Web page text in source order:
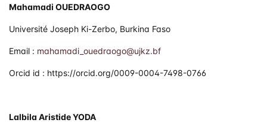
Mahamadi OUEDRAOGO
Université Joseph Ki-Zerbo, Burkina Faso
Email : mahamadi_ouedraogo@ujkz.bf
Orcid id : https://orcid.org/0009-0004-7498-0766
Lalbila Aristide YODA